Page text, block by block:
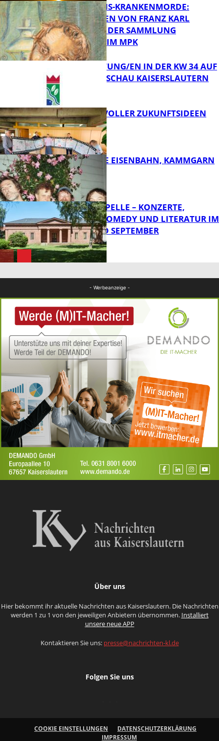
Bildung
OPFER DER NS-KRANKENMORDE:
ZEICHNUNGEN VON FRANZ KARL
BÜHLER AUS DER SAMMLUNG
PRINZHORN IM MPK
FB Kultur
VERANSTALTUNG/EN IN DER KW 34 AUF
DER GARTENSCHAU KAISERSLAUTERN
FB Kultur
FILMROLLE VOLLER ZUKUNFTSIDEEN
FB Kultur
DIE HÖCHSTE EISENBAHN, KAMMGARN
FRIEDENSKAPELLE – KONZERTE,
KABARETT, COMEDY UND LITERATUR IM
AUGUST UND SEPTEMBER
- Werbeanzeige -
Über uns
Hier bekommt ihr aktuelle Nachrichten aus Kaiserslautern. Die Nachrichten
werden 1 zu 1 von den jeweiligen Anbietern übernommen. Installiert
unsere neue APP
Kontaktieren Sie uns: presse@nachrichten-kl.de
Folgen Sie uns
COOKIE EINSTELLUNGEN
DATENSCHUTZERKLÄRUNG
IMPRESSUM